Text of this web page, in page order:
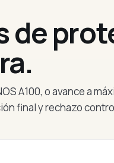
de
A100, o avance a
final y rechazo